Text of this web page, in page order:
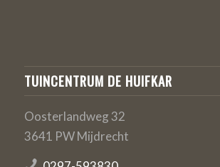
TUINCENTRUM DE HUIFKAR
Oosterlandweg 32
3641 PW Mijdrecht